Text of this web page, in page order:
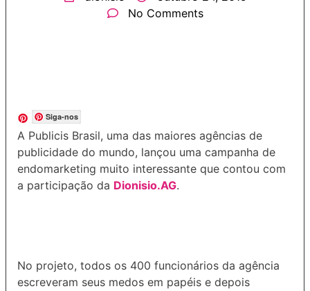
No Comments
Siga-nos
A Publicis Brasil, uma das maiores agências de
publicidade do mundo, lançou uma campanha de
endomarketing muito interessante que contou com
a participação da Dionisio.AG.
No projeto, todos os 400 funcionários da agência
escreveram seus medos em papéis e depois